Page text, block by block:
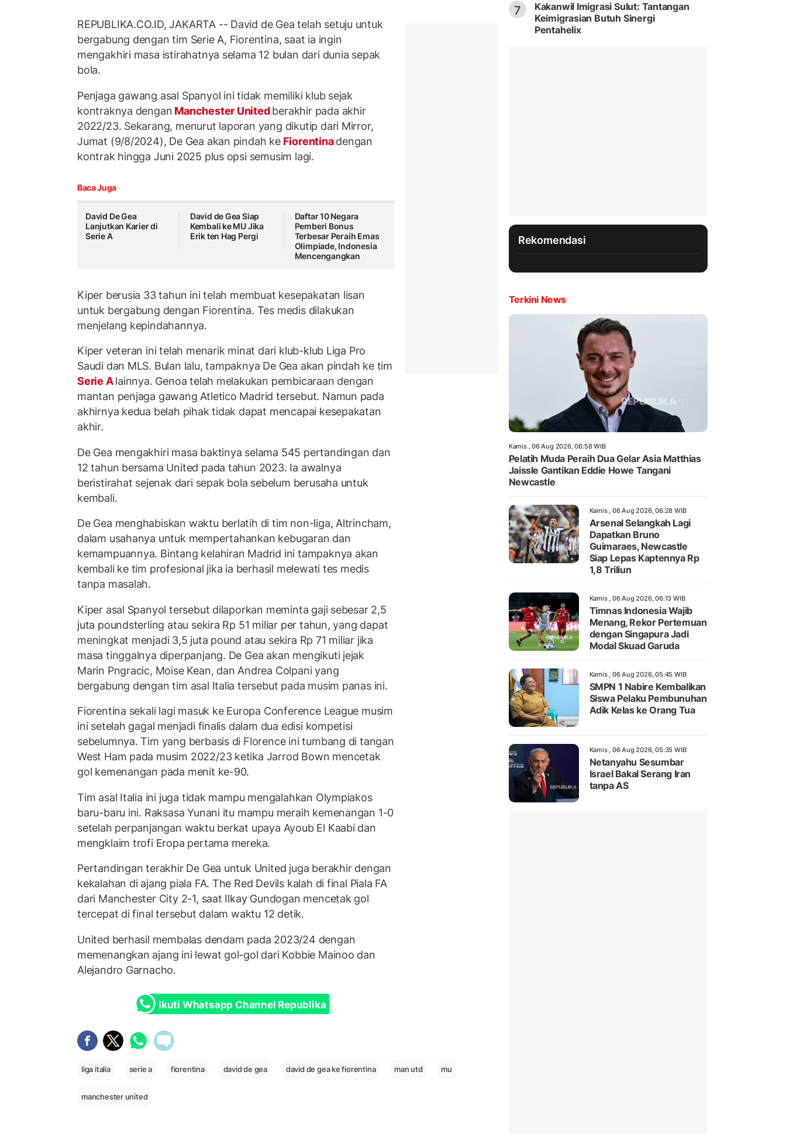
REPUBLIKA.CO.ID, JAKARTA -- David de Gea telah setuju untuk
bergabung dengan tim Serie A, Fiorentina, saat ia ingin
mengakhiri masa istirahatnya selama 12 bulan dari dunia sepak
bola.
Penjaga gawang asal Spanyol ini tidak memiliki klub sejak
kontraknya dengan Manchester Unitedberakhir pada akhir
2022/23. Sekarang, menurut laporan yang dikutip dari Mirror,
Jumat (9/8/2024), De Gea akan pindah keFiorentinadengan
kontrak hingga Juni 2025 plus opsi semusim lagi.
Baca Juga
David De Gea
Lanjutkan Karier di
Serie A
David de Gea Siap
Kembali ke MU Jika
Erik ten Hag Pergi
Daftar 10 Negara
Pemberi Bonus
Terbesar Peraih Emas
Olimpiade, Indonesia
Mencengangkan
Kiper berusia 33 tahun ini telah membuat kesepakatan lisan
untuk bergabung dengan Fiorentina. Tes medis dilakukan
menjelang kepindahannya.
Kiper veteran ini telah menarik minat dari klub-klub Liga Pro
Saudi dan MLS. Bulan lalu, tampaknya De Gea akan pindah ke tim
Serie Alainnya. Genoa telah melakukan pembicaraan dengan
mantan penjaga gawang Atletico Madrid tersebut. Namun pada
akhirnya kedua belah pihak tidak dapat mencapai kesepakatan
akhir.
De Gea mengakhiri masa baktinya selama 545 pertandingan dan
12 tahun bersama United pada tahun 2023. Ia awalnya
beristirahat sejenak dari sepak bola sebelum berusaha untuk
kembali.
De Gea menghabiskan waktu berlatih di tim non-liga, Altrincham,
dalam usahanya untuk mempertahankan kebugaran dan
kemampuannya. Bintang kelahiran Madrid ini tampaknya akan
kembali ke tim profesional jika ia berhasil melewati tes medis
tanpa masalah.
Kiper asal Spanyol tersebut dilaporkan meminta gaji sebesar 2,5
juta poundsterling atau sekira Rp 51 miliar per tahun, yang dapat
meningkat menjadi 3,5 juta pound atau sekira Rp 71 miliar jika
masa tinggalnya diperpanjang. De Gea akan mengikuti jejak
Marin Pngracic, Moise Kean, dan Andrea Colpani yang
bergabung dengan tim asal Italia tersebut pada musim panas ini.
Fiorentina sekali lagi masuk ke Europa Conference League musim
ini setelah gagal menjadi finalis dalam dua edisi kompetisi
sebelumnya. Tim yang berbasis di Florence ini tumbang di tangan
West Ham pada musim 2022/23 ketika Jarrod Bown mencetak
gol kemenangan pada menit ke-90.
Tim asal Italia ini juga tidak mampu mengalahkan Olympiakos
baru-baru ini. Raksasa Yunani itu mampu meraih kemenangan 1-0
setelah perpanjangan waktu berkat upaya Ayoub El Kaabi dan
mengklaim trofi Eropa pertama mereka.
Pertandingan terakhir De Gea untuk United juga berakhir dengan
kekalahan di ajang piala FA. The Red Devils kalah di final Piala FA
dari Manchester City 2-1, saat Ilkay Gundogan mencetak gol
tercepat di final tersebut dalam waktu 12 detik.
United berhasil membalas dendam pada 2023/24 dengan
memenangkan ajang ini lewat gol-gol dari Kobbie Mainoo dan
Alejandro Garnacho.
Ikuti Whatsapp Channel Republika
liga italia serie a fiorentina david de gea david de gea ke fiorentina man utd mu
manchester united
7
Kakanwil Imigrasi Sulut: Tantangan
Keimigrasian Butuh Sinergi
Pentahelix
Rekomendasi
Terkini News
Kamis , 06 Aug 2026, 06:58 WIB
Pelatih Muda Peraih Dua Gelar Asia Matthias
Jaissle Gantikan Eddie Howe Tangani
Newcastle
Kamis , 06 Aug 2026, 06:28 WIB
Arsenal Selangkah Lagi
Dapatkan Bruno
Guimaraes, Newcastle
Siap Lepas Kaptennya Rp
1,8 Triliun
Kamis , 06 Aug 2026, 06:13 WIB
Timnas Indonesia Wajib
Menang, Rekor Pertemuan
dengan Singapura Jadi
Modal Skuad Garuda
Kamis , 06 Aug 2026, 05:45 WIB
SMPN 1 Nabire Kembalikan
Siswa Pelaku Pembunuhan
Adik Kelas ke Orang Tua
Kamis , 06 Aug 2026, 05:35 WIB
Netanyahu Sesumbar
Israel Bakal Serang Iran
tanpa AS